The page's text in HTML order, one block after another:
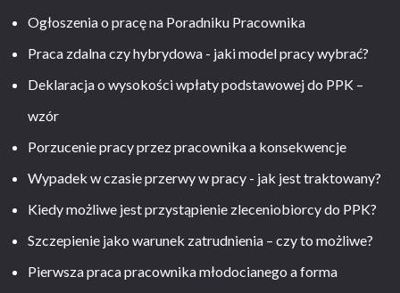
Ogłoszenia o pracę na Poradniku Pracownika
Praca zdalna czy hybrydowa - jaki model pracy wybrać?
Deklaracja o wysokości wpłaty podstawowej do PPK –
wzór
Porzucenie pracy przez pracownika a konsekwencje
Wypadek w czasie przerwy w pracy - jak jest traktowany?
Kiedy możliwe jest przystąpienie zleceniobiorcy do PPK?
Szczepienie jako warunek zatrudnienia – czy to możliwe?
Pierwsza praca pracownika młodocianego a forma